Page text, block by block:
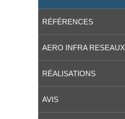
RÉFÉRENCES
AERO INFRA RESEAUX
RÉALISATIONS
AVIS